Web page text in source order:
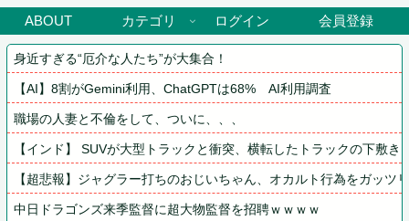
ABOUT カテゴリ ログイン 会員登録
身近すぎる“厄介な人たち”が大集合！
【AI】8割がGemini利用、ChatGPTは68%　AI利用調査
職場の人妻と不倫をして、ついに、、、
【インド】 SUVが大型トラックと衝突、横転したトラックの下敷き
【超悲報】ジャグラー打ちのおじいちゃん、オカルト行為をガッツ
中日ドラゴンズ来季監督に超大物監督を招聘ｗｗｗｗ